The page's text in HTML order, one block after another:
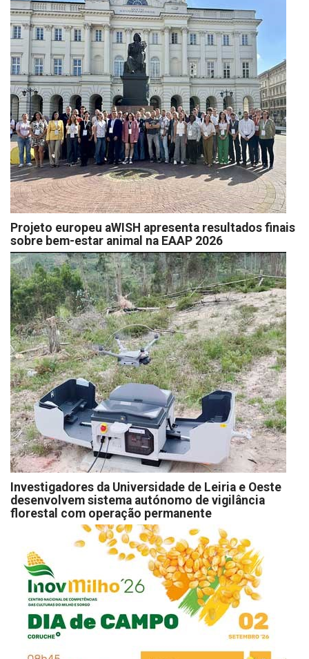
Projeto europeu aWISH apresenta resultados finais
sobre bem-estar animal na EAAP 2026
Investigadores da Universidade de Leiria e Oeste
desenvolvem sistema autónomo de vigilância
florestal com operação permanente